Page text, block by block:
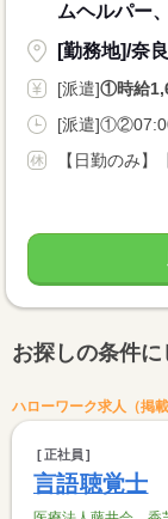
ムヘルパー
[勤務地]/奈
[派遣]①時給
[派遣
お探しの条件
ハローワーク求人（掲
正社員
言語聴覚士